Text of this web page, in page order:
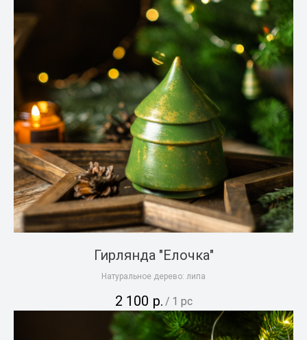
Гирлянда "Елочка"
Натуральное дерево: липа
2 100 р. / 1 pc